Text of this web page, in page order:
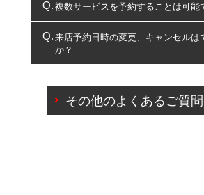
コクピット・タイヤ館のみとなりま
複数サービスを予約することは可能
複数サービスのご予約は可能です。
一部の商品・サービスの組み合わせに限
出来ないものもございます。
来店予約日時の変更、キャンセルは
か？
ご来店予約日の3営業日前を過ぎて
の日時変更につきましては、直接ご
その他のよくあるご質